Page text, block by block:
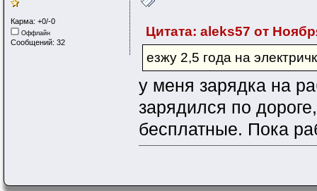
Карма: +0/-0
Оффлайн
Сообщений: 32
Цитата: aleks57 от
езжу 2,5 года на
у меня зарядка на
зарядился по
бесплатные. Пока